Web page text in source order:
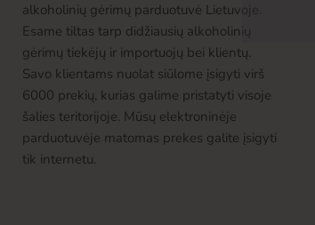
alkoholinių gėrimų parduotuvė Lietuvoje.
Esame tiltas tarp didžiausių alkoholinių
gėrimų tiekėjų ir importuojų bei klientų.
Savo klientams nuolat siūlome įsigyti virš
6000 prekių, kurias galime pristatyti visoje
šalies teritorijoje. Mūsų elektroninėje
parduotuvėje matomas prekes galite įsigyti
tik internetu.